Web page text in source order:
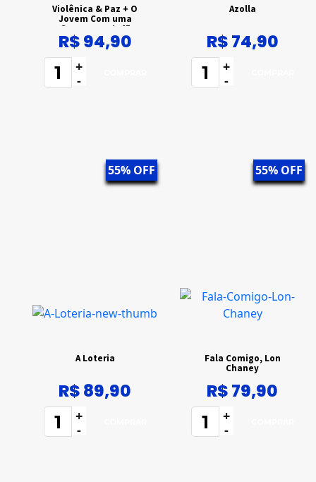
Violênica & Paz + O
Jovem Com uma
Government .45
R$ 94,90
+
-
Azolla
R$ 74,90
+
-
55% OFF
A Loteria
R$ 89,90
+
-
55% OFF
Fala Comigo, Lon
Chaney
R$ 79,90
+
-